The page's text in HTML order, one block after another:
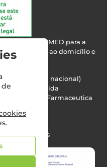
pelo INFARMED para a
de saúde ao domicílio e
para rede fixa nacional)
Teresa Almeida
- Sociedade Farmaceutica
2994
reservados
de